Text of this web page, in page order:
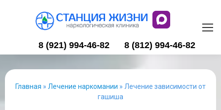
8 (921) 994-46-82 8 (812) 994-46-82
Главная » Лечение наркомании » Лечение зависимости от
гашиша